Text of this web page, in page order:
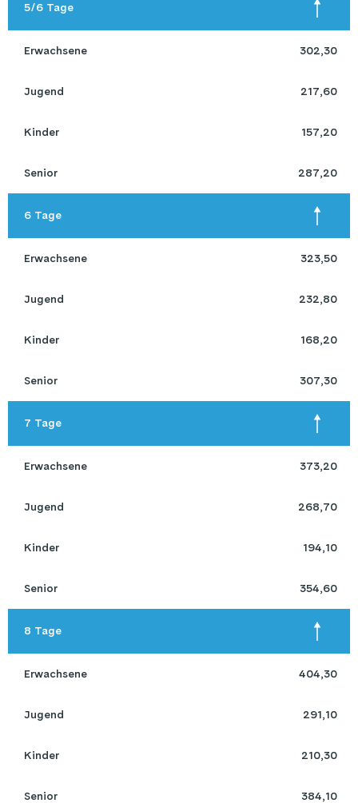
5/6 Tage
Erwachsene 302,30
Jugend 217,60
Kinder 157,20
Senior 287,20
6 Tage
Erwachsene 323,50
Jugend 232,80
Kinder 168,20
Senior 307,30
7 Tage
Erwachsene 373,20
Jugend 268,70
Kinder 194,10
Senior 354,60
8 Tage
Erwachsene 404,30
Jugend 291,10
Kinder 210,30
Senior 384,10